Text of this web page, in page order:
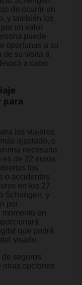
de ocurrir un
y también los
un valor
puede
oportunas a su
de su visita a
a cabo
para
los viajeros
ajustado, o
necesaria
es de 22 euros
los
o accidentes
en los 27
Schengen, y
por
en
que podrá
visado.
seguros
otras opciones